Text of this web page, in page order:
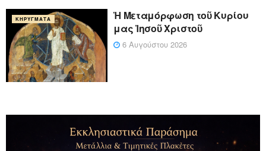
ΚΗΡΎΓΜΑΤΑ
Ἡ Μεταμόρφωση τοῦ Κυρίου
μας Ἰησοῦ Χριστοῦ
6 Αυγούστου 2026